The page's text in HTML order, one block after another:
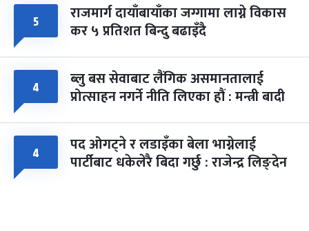
५ राजमार्ग दायाँबायाँका जग्गामा लाग्ने विकास
कर ५ प्रतिशत बिन्दु बढाइँदै
४ ब्लु बस सेवाबाट लैंगिक असमानतालाई
प्रोत्साहन नगर्ने नीति लिएका हौं : मन्त्री बादी
४ पद ओगट्ने र लडाइँका बेला भाग्नेलाई
पार्टीबाट धकेलेरै बिदा गर्छु : राजेन्द्र लिङ्देन